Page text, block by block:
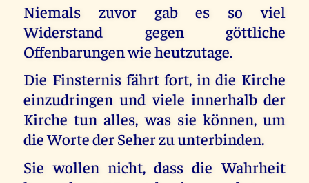
Niemals zuvor gab es so viel
Widerstand gegen göttliche
Offenbarungen wie heutzutage.
Die Finsternis fährt fort, in die Kirche
einzudringen und viele innerhalb der
Kirche tun alles, was sie können, um
die Worte der Seher zu unterbinden.
Sie wollen nicht, dass die Wahrheit